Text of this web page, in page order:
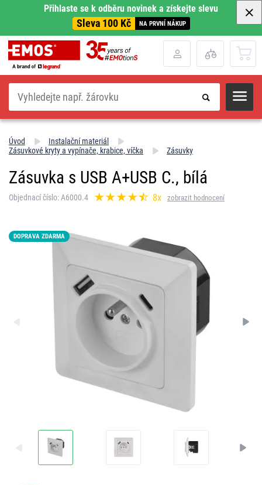
Přihlaste se k odběru novinek a získejte slevu
Sleva 100 Kč NA PRVNÍ NÁKUP
Hledat
Úvod
Instalační materiál
Zásuvkové kryty a vypínače, krabice, víčka
Zásuvky
Zásuvka s USB A+USB C., bílá
Objednací číslo: A6000.4 8x zobrazit hodnocení
DOPRAVA ZDARMA